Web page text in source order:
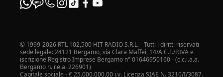
© 1999-2026 RTL 102,500 HIT RADIO S.R.L. - Tutti i diritti riservati -
sede legale: 24121 Bergamo, via Clara Maffei, 14/A C.F./P.IVA e
iscrizione Registro Imprese Bergamo n° 01646950160 - (c.c.i.a.a.
Bergamo n. r.e.a. 226901)
Capitale sociale - € 25.000.000,00 i.v. Licenza SIAE N. 3210/I/3087.